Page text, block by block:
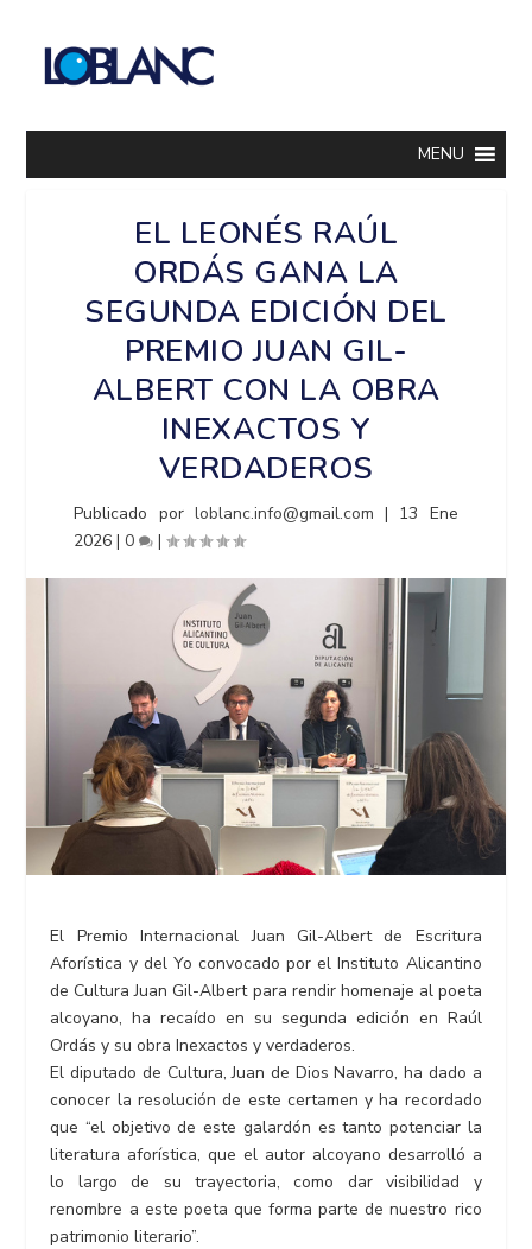
MENU
EL LEONÉS RAÚL
ORDÁS GANA LA
SEGUNDA EDICIÓN DEL
PREMIO JUAN GIL-
ALBERT CON LA OBRA
INEXACTOS Y
VERDADEROS
Publicado por loblanc.info@gmail.com | 13 Ene
2026 |0 |
El Premio Internacional Juan Gil-Albert de Escritura
Aforística y del Yo convocado por el Instituto Alicantino
de Cultura Juan Gil-Albert para rendir homenaje al poeta
alcoyano, ha recaído en su segunda edición en Raúl
Ordás y su obra Inexactos y verdaderos.
El diputado de Cultura, Juan de Dios Navarro, ha dado a
conocer la resolución de este certamen y ha recordado
que “el objetivo de este galardón es tanto potenciar la
literatura aforística, que el autor alcoyano desarrolló a
lo largo de su trayectoria, como dar visibilidad y
renombre a este poeta que forma parte de nuestro rico
patrimonio literario”.